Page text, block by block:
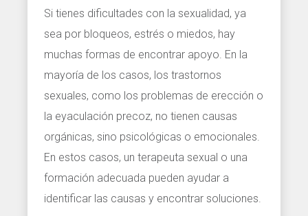
Si tienes dificultades con la sexualidad, ya
sea por bloqueos, estrés o miedos, hay
muchas formas de encontrar apoyo. En la
mayoría de los casos, los trastornos
sexuales, como los problemas de erección o
la eyaculación precoz, no tienen causas
orgánicas, sino psicológicas o emocionales.
En estos casos, un terapeuta sexual o una
formación adecuada pueden ayudar a
identificar las causas y encontrar soluciones.